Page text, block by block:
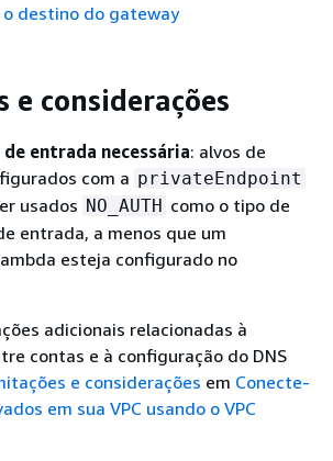
o destino do gateway
e considerações
entrada necessária: alvos de
com a privateEndpoint
usados NO_AUTH como o tipo de
entrada, a menos que um
esteja configurado no
adicionais relacionadas à
contas e à configuração do DNS
e considerações em Conecte-
em sua VPC usando o VPC